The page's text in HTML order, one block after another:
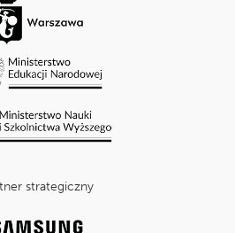
strategiczny